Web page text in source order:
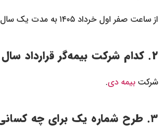
از ساعت صفر اول خرداد ۱۴۰۵ به مدت یک سال.
۲. کدام شرکت بیمه‌گر قرارداد سال ۱۴۰۵ را برعهده دارد؟
شرکت بیمه دی.
۳. طرح شماره یک برای چه کسانی فعال شده است؟